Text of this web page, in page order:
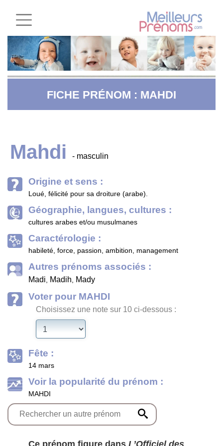
FICHE PRÉNOM : MAHDI
Mahdi - masculin
Origine et sens :
Loué, félicité pour sa droiture (arabe).
Géographie, langues, cultures :
cultures arabes et/ou musulmanes
Caractérologie :
habileté, force, passion, ambition, management
Autres prénoms associés :
Madi, Madih, Mady
Voter pour MAHDI
Choisissez une note sur 10 ci-dessous :
Fête :
14 mars
Voir la popularité du prénom :
MAHDI